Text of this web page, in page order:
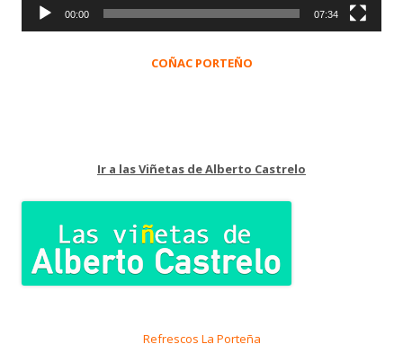
00:00 07:34
COÑAC PORTEÑO
Ir a las Viñetas de Alberto Castrelo
Refrescos La Porteña